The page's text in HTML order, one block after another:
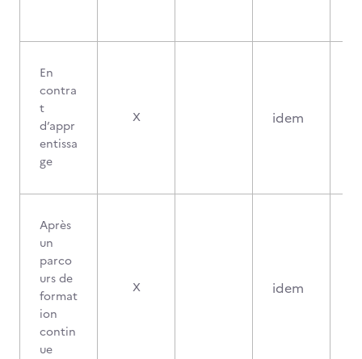
En
contra
t
d’appr
entissa
ge
X idem
Après
un
parco
urs de
format
ion
contin
ue
X idem